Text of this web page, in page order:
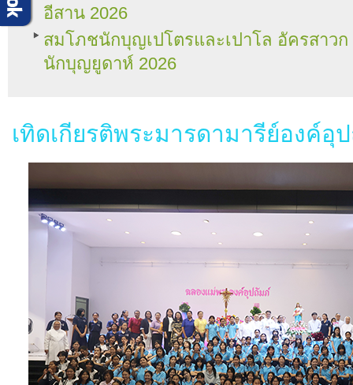
อีสาน 2026
สมโภชนักบุญเปโตรและเปาโล อัครสาวก
นักบุญยูดาห์ 2026
เทิดเกียรติพระมารดามารีย์องค์อุ